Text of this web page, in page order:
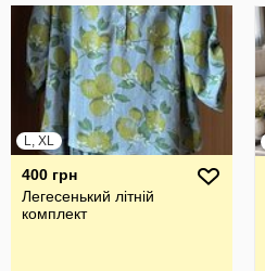
L, XL
400 грн
Легесенький літній
комплект